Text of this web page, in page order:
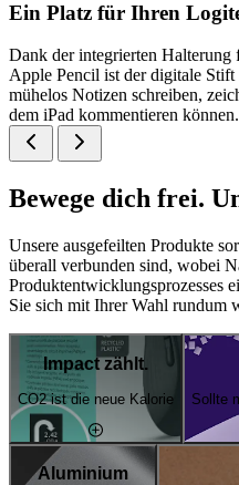
Ein Platz für Ihren
Dank der integrierten
Apple Pencil ist der digitale
mühelos Notizen schreiben,
dem iPad kommentieren können.
Bewege dich frei.
Unsere ausgefeilten Produkte
überall verbunden sind, wobei
Produktentwicklungsprozesses
Sie sich mit Ihrer Wahl rundum
Impact zählt.
CO2 ist die neue Kalorie Sollte
Aluminium